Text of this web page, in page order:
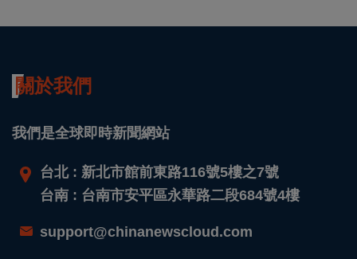
關於我們
我們是全球即時新聞網站
台北 : 新北市館前東路116號5樓之7號
台南 : 台南市安平區永華路二段684號4樓
support@chinanewscloud.com